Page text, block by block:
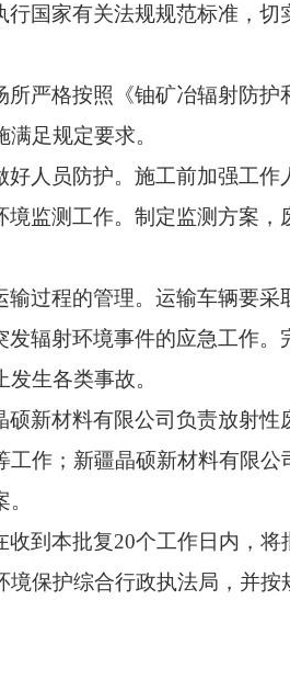
行国家有关法规规范标准，
所严格按照
《铀矿冶辐射防
足规定要求。
好人员防护。施工前加强工作
境监测工作。制定监测方案，
输过程的管理。运输车辆要采
发辐射环境事件的应急工作。
生各类事故。
硕新材料有限公司负责放射性
作； 新疆晶硕新材料有限
收到本批复20个工作日内，将
境保护综合行政执法局，并